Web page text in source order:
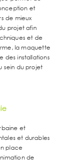
et
de mieux
projet afin
et de
la maquette
des installations
sein du projet
et
et durables
place
de